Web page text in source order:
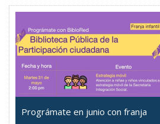
Prográmate en junio con franja